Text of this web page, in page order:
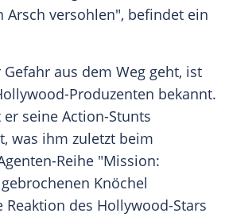
Arsch versohlen", befindet ein
Gefahr aus dem Weg geht, ist
Produzenten bekannt.
seine Action-Stunts
was ihm zuletzt beim
Reihe "Mission:
Knöchel
des Hollywood-Stars